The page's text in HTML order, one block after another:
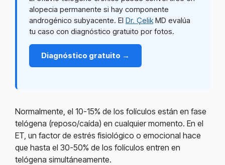
alopecia permanente si hay componente
androgénico subyacente. El Dr. Çelik MD evalúa
tu caso con diagnóstico gratuito por fotos.
Diagnóstico gratuito →
Normalmente, el 10-15% de los folículos están en fase
telógena (reposo/caída) en cualquier momento. En el
ET, un factor de estrés fisiológico o emocional hace
que hasta el 30-50% de los folículos entren en
telógena simultáneamente.